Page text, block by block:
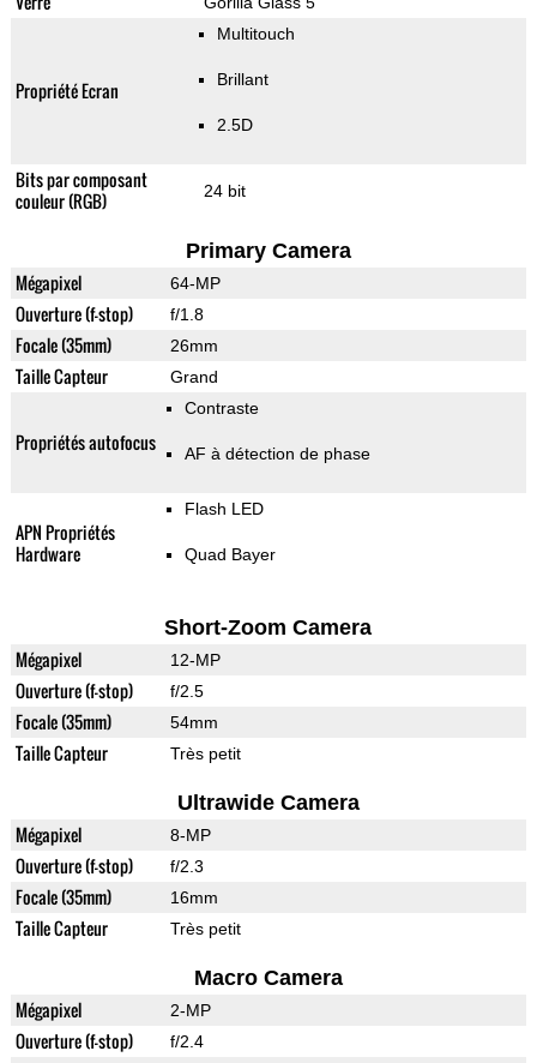
Propriété Ecran
Multitouch
Brillant
2.5D
Bits par composant
couleur (RGB)
24 bit
Primary Camera
Mégapixel 64-MP
Ouverture (f-stop) f/1.8
Focale (35mm) 26mm
Taille Capteur Grand
Propriétés autofocus
Contraste
AF à détection de phase
APN Propriétés
Hardware
Flash LED
Quad Bayer
Short-Zoom Camera
Mégapixel 12-MP
Ouverture (f-stop) f/2.5
Focale (35mm) 54mm
Taille Capteur Très petit
Ultrawide Camera
Mégapixel 8-MP
Ouverture (f-stop) f/2.3
Focale (35mm) 16mm
Taille Capteur Très petit
Macro Camera
Mégapixel 2-MP
Ouverture (f-stop) f/2.4